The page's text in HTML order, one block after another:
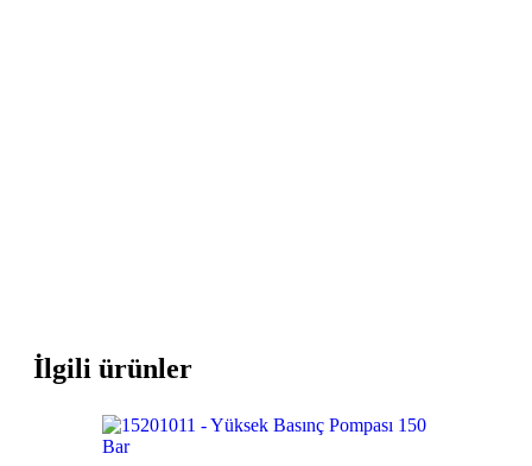
İlgili ürünler